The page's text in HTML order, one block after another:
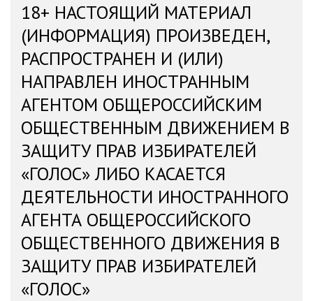
18+ НАСТОЯЩИЙ МАТЕРИАЛ
(ИНФОРМАЦИЯ) ПРОИЗВЕДЕН,
РАСПРОСТРАНЕН И (ИЛИ)
НАПРАВЛЕН ИНОСТРАННЫМ
АГЕНТОМ ОБЩЕРОССИЙСКИМ
ОБЩЕСТВЕННЫМ ДВИЖЕНИЕМ В
ЗАЩИТУ ПРАВ ИЗБИРАТЕЛЕЙ
«ГОЛОС» ЛИБО КАСАЕТСЯ
ДЕЯТЕЛЬНОСТИ ИНОСТРАННОГО
АГЕНТА ОБЩЕРОССИЙСКОГО
ОБЩЕСТВЕННОГО ДВИЖЕНИЯ В
ЗАЩИТУ ПРАВ ИЗБИРАТЕЛЕЙ
«ГОЛОС»